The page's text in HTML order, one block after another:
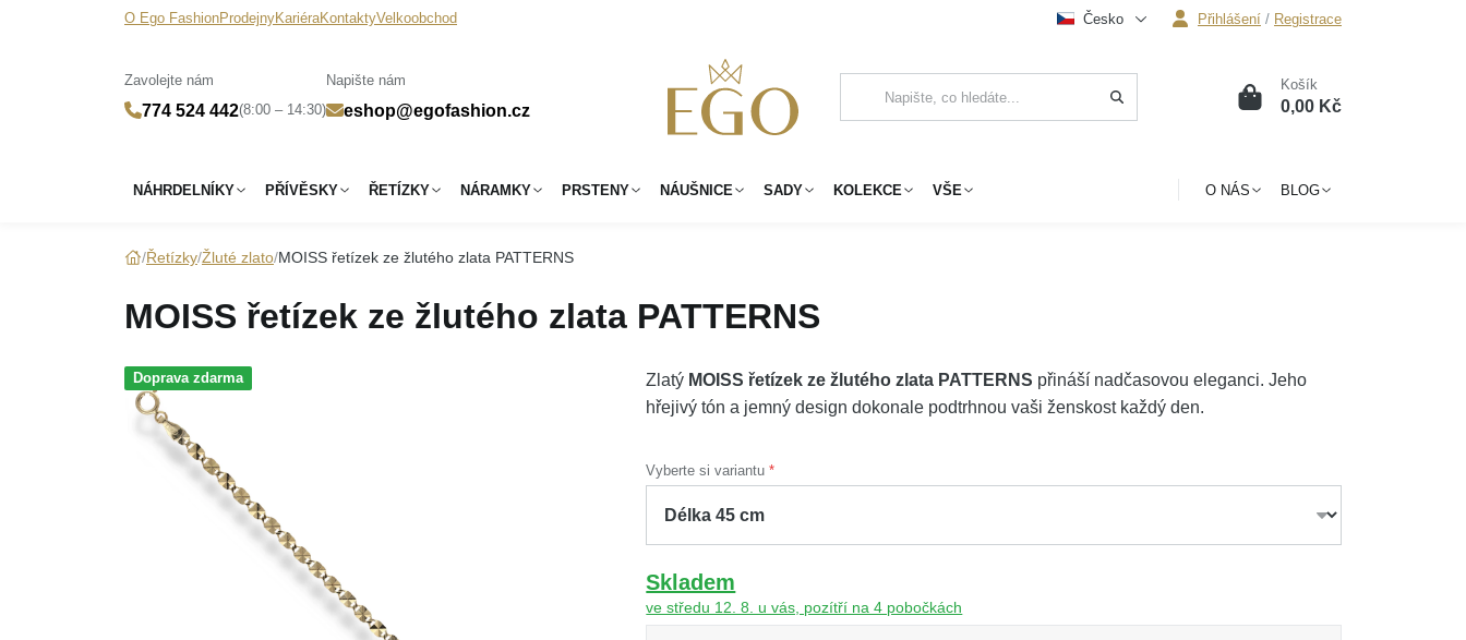
O Ego FashionProdejnyKariéraKontaktyVelkoobchod
Zavolejte nám
774 524 442(8:00 – 14:30)
Napište nám
eshop@egofashion.cz
Česko Přihlášení / Registrace
0 Košík
0,00 Kč
NÁHRDELNÍKY PŘÍVĚSKY ŘETÍZKY NÁRAMKY PRSTENY NÁUŠNICE SADY KOLEKCE VŠE O NÁS BLOG
Řetízky Žluté zlato MOISS řetízek ze žlutého zlata PATTERNS
MOISS řetízek ze žlutého zlata PATTERNS
Doprava zdarma Zlatý MOISS řetízek ze žlutého zlata PATTERNS přináší nadčasovou eleganci. Jeho
hřejivý tón a jemný design dokonale podtrhnou vaši ženskost každý den.
Vyberte si variantu
Skladem
ve středu 12. 8. u vás, pozítří na 4 pobočkách